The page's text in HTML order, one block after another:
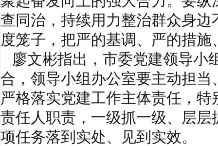
查同治，持续用力整治群众身
度笼子，把严的基调、严的措
廖文彬指出，市委党建领导小
合，领导小组办公室要主动担
严格落实党建工作主体责任，
责任人职责，一级抓一级、层
项任务落到实处、见到实效。